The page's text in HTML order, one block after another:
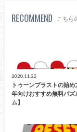
RECOMMEND こちら
2020.11.22
トゥーンブラストの始
年向けおすすめ無料パズ
ム】